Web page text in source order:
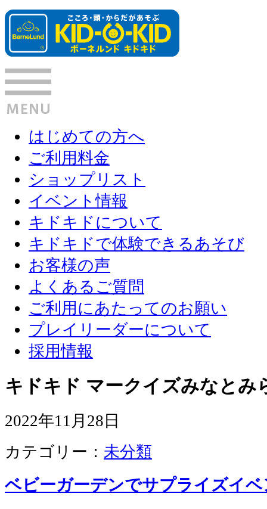
はじめての方へ
ご利用料金
ショップリスト
イベント情報
キドキドについて
キドキドで体験できるあそび
お客様の声
よくあるご質問
ご利用にあたってのお願い
プレイリーダーについて
採用情報
キドキド マークイズみなとみ
2022年11月28日
カテゴリー： 未分類
ベビーガーデンでサプライズイベ